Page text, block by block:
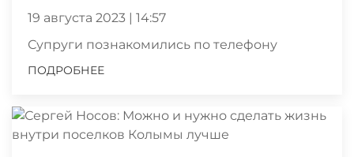
19 августа 2023 | 14:57
Супруги познакомились по телефону
ПОДРОБНЕЕ